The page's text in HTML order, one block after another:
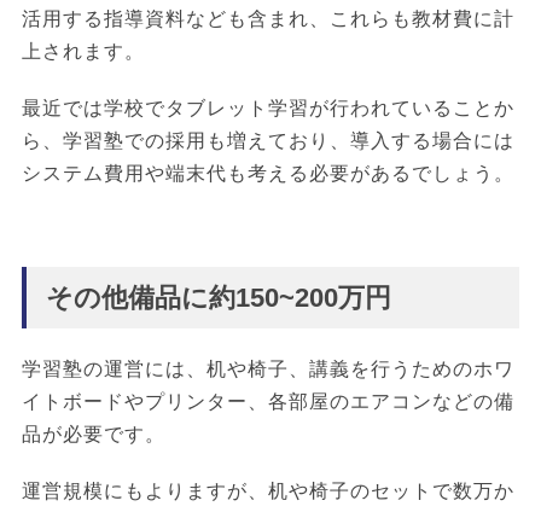
活用する指導資料なども含まれ、これらも教材費に計
上されます。
最近では学校でタブレット学習が行われていることか
ら、学習塾での採用も増えており、導入する場合には
システム費用や端末代も考える必要があるでしょう。
その他備品に約150~200万円
学習塾の運営には、机や椅子、講義を行うためのホワ
イトボードやプリンター、各部屋のエアコンなどの備
品が必要です。
運営規模にもよりますが、机や椅子のセットで数万か